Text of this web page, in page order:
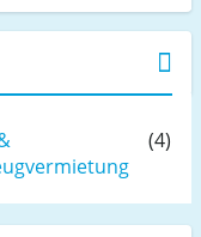
(4)